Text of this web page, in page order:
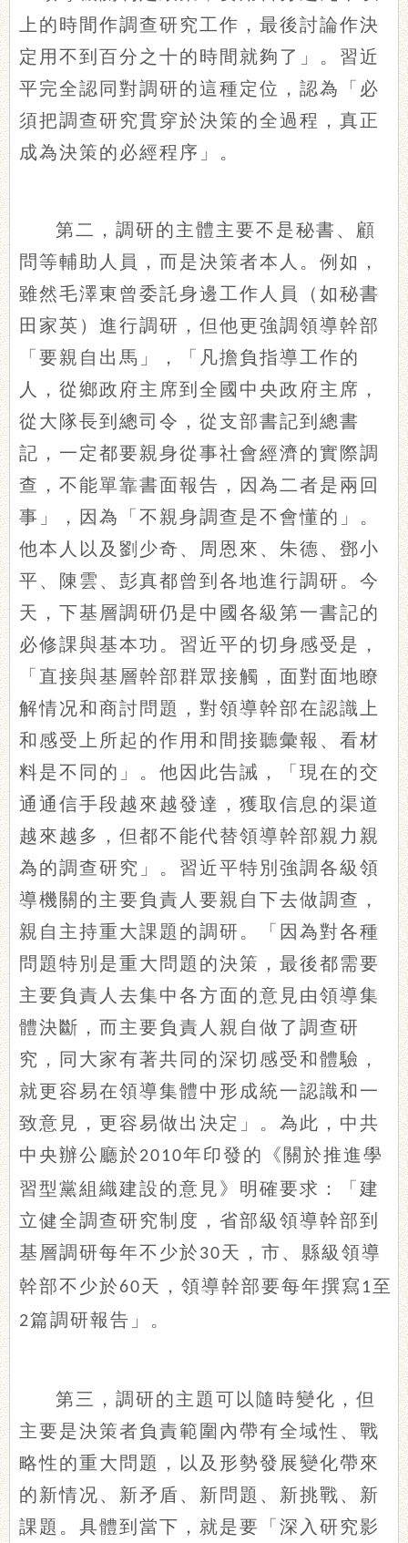
上的時間作調查研究工作，最後討論作決
定用不到百分之十的時間就夠了」。習近
平完全認同對調研的這種定位，認為「必
須把調查研究貫穿於決策的全過程，真正
成為決策的必經程序」。
第二，調研的主體主要不是秘書、顧
問等輔助人員，而是決策者本人。例如，
雖然毛澤東曾委託身邊工作人員（如秘書
田家英）進行調研，但他更強調領導幹部
「要親自出馬」，「凡擔負指導工作的
人，從鄉政府主席到全國中央政府主席，
從大隊長到總司令，從支部書記到總書
記，一定都要親身從事社會經濟的實際調
查，不能單靠書面報告，因為二者是兩回
事」，因為「不親身調查是不會懂的」。
他本人以及劉少奇、周恩來、朱德、鄧小
平、陳雲、彭真都曾到各地進行調研。今
天，下基層調研仍是中國各級第一書記的
必修課與基本功。習近平的切身感受是，
「直接與基層幹部群眾接觸，面對面地瞭
解情况和商討問題，對領導幹部在認識上
和感受上所起的作用和間接聽彙報、看材
料是不同的」。他因此告誡，「現在的交
通通信手段越來越發達，獲取信息的渠道
越來越多，但都不能代替領導幹部親力親
為的調查研究」。習近平特別強調各級領
導機關的主要負責人要親自下去做調查，
親自主持重大課題的調研。「因為對各種
問題特別是重大問題的決策，最後都需要
主要負責人去集中各方面的意見由領導集
體決斷，而主要負責人親自做了調查研
究，同大家有著共同的深切感受和體驗，
就更容易在領導集體中形成統一認識和一
致意見，更容易做出決定」。為此，中共
中央辦公廳於 2010年印發的《關於推進學
習型黨組織建設的意見》明確要求：「建
立健全調查研究制度，省部級領導幹部到
基層調研每年不少於 30天，市、縣級領導
幹部不少於 60天，領導幹部要每年撰寫 1至
2篇調研報告」。
第三，調研的主題可以隨時變化，但
主要是決策者負責範圍內帶有全域性、戰
略性的重大問題，以及形勢發展變化帶來
的新情况、新矛盾、新問題、新挑戰、新
課題。具體到當下，就是要「深入研究影